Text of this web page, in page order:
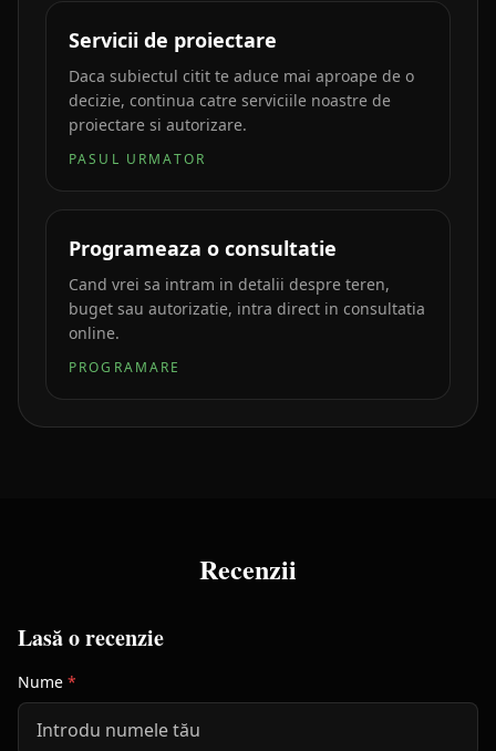
Servicii de proiectare
Daca subiectul citit te aduce mai aproape de o
decizie, continua catre serviciile noastre de
proiectare si autorizare.
PASUL URMATOR
Programeaza o consultatie
Cand vrei sa intram in detalii despre teren,
buget sau autorizatie, intra direct in consultatia
online.
PROGRAMARE
Recenzii
Lasă o recenzie
Nume *